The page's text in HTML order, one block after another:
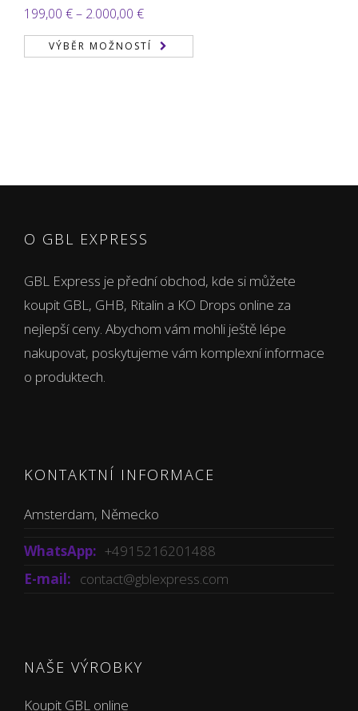
Hodnocení
2.00
z 5
199,00 €– 2.000,00 €Rozpětí
cen:
199,00 €
VÝBĚR MOŽNOSTÍ
O GBL EXPRESS
GBL Express je přední obchod, kde si můžete
koupit GBL, GHB, Ritalin a KO Drops online za
nejlepší ceny. Abychom vám mohli ještě lépe
nakupovat, poskytujeme vám komplexní informace
o produktech.
KONTAKTNÍ INFORMACE
Amsterdam, Německo
WhatsApp: +4915216201488
E-mail: contact@gblexpress.com
NAŠE VÝROBKY
Koupit GBL online